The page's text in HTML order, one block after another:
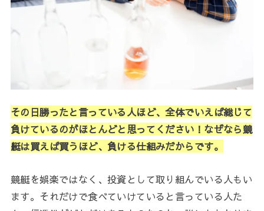
その日勝ったと言っている人ほど、全体でいえば総じて
負けているのがほとんどと思ってください！なぜなら競
艇は買えば買うほど、負ける仕組みだからです。
競艇を娯楽ではなく、投資として取り組んでいる人もい
ます。それだけで食べていけていると言っている人た